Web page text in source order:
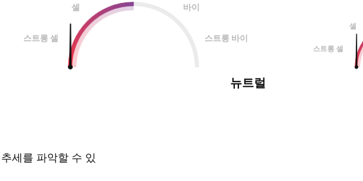
셀
바이
스트롱 셀 스트롱 바이
뉴트럴
셀
스트롱 셀
세를 파악할 수 있